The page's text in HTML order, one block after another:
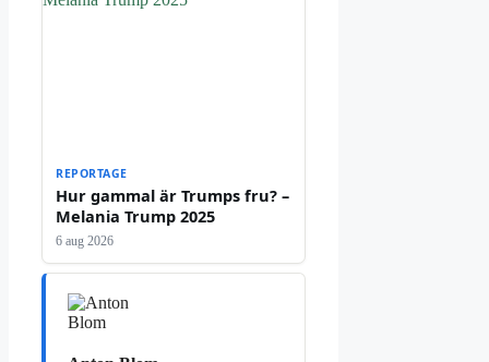
REPORTAGE
Hur gammal är Trumps fru? –
Melania Trump 2025
6 aug 2026